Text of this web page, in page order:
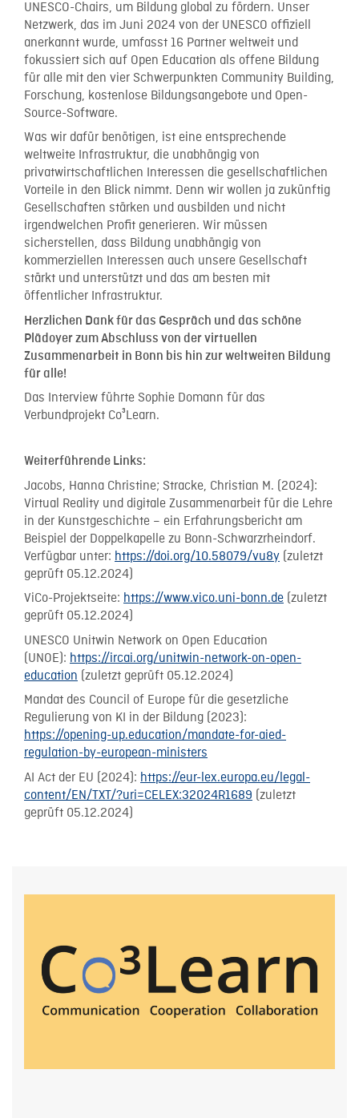
UNESCO-Chairs, um Bildung global zu fördern. Unser
Netzwerk, das im Juni 2024 von der UNESCO offiziell
anerkannt wurde, umfasst 16 Partner weltweit und
fokussiert sich auf Open Education als offene Bildung
für alle mit den vier Schwerpunkten Community Building,
Forschung, kostenlose Bildungsangebote und Open-
Source-Software.
Was wir dafür benötigen, ist eine entsprechende
weltweite Infrastruktur, die unabhängig von
privatwirtschaftlichen Interessen die gesellschaftlichen
Vorteile in den Blick nimmt. Denn wir wollen ja zukünftig
Gesellschaften stärken und ausbilden und nicht
irgendwelchen Profit generieren. Wir müssen
sicherstellen, dass Bildung unabhängig von
kommerziellen Interessen auch unsere Gesellschaft
stärkt und unterstützt und das am besten mit
öffentlicher Infrastruktur.
Herzlichen Dank für das Gespräch und das schöne
Plädoyer zum Abschluss von der virtuellen
Zusammenarbeit in Bonn bis hin zur weltweiten Bildung
für alle!
Das Interview führte Sophie Domann für das
Verbundprojekt Co³Learn.
Weiterführende Links:
Jacobs, Hanna Christine; Stracke, Christian M. (2024):
Virtual Reality und digitale Zusammenarbeit für die Lehre
in der Kunstgeschichte – ein Erfahrungsbericht am
Beispiel der Doppelkapelle zu Bonn-Schwarzrheindorf.
Verfügbar unter: https://doi.org/10.58079/vu8y (zuletzt
geprüft 05.12.2024)
ViCo-Projektseite: https://www.vico.uni-bonn.de (zuletzt
geprüft 05.12.2024)
UNESCO Unitwin Network on Open Education
(UNOE): https://ircai.org/unitwin-network-on-open-
education (zuletzt geprüft 05.12.2024)
Mandat des Council of Europe für die gesetzliche
Regulierung von KI in der Bildung (2023):
https://opening-up.education/mandate-for-aied-
regulation-by-european-ministers
AI Act der EU (2024): https://eur-lex.europa.eu/legal-
content/EN/TXT/?uri=CELEX:32024R1689 (zuletzt
geprüft 05.12.2024)